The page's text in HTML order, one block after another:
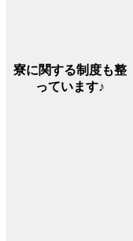
寮に関する制度も整
っています♪